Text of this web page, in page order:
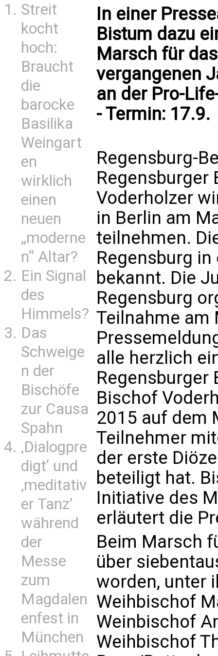
Streit
kocht
hoch:
Braucht
die
barocke
Basilika
Weingart
en
wirklich
einen
neuen
„moderne
n“ Altar?
Ein Signal
des
Himmels?
Das
Schweige
n der
Bischöfe
zur Causa
Spahn
‚Dialogpre
digt‘ und
‚meditativ
er Tanz’
während
der
Messe
zum
Magdalen
enfest in
München
In einer
Bistum dazu
Marsch für
vergangenen
an der Pro-
- Termin: 17.9.
Regensburg-
Regensburger
Voderholzer
in Berlin am
teilnehmen.
Regensburg
bekannt. Die
Regensburg
Teilnahme am
alle herzlich
Regensburger
Bischof
2015 auf dem
Teilnehmer
der erste
beteiligt hat.
Initiative des
erläutert die
Beim Marsch
über
worden, unter
Weihbischof
Weinbischof
Weihbischof